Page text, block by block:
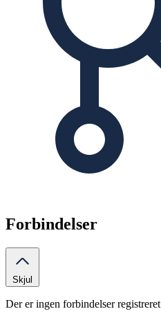
Forbindelser
Skjul
Der er ingen forbindelser registreret